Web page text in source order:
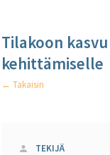
Tilakoon
kehittämiselle
← Takaisin
TEKIJÄ